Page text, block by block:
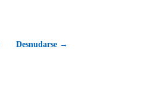
Desnudarse →